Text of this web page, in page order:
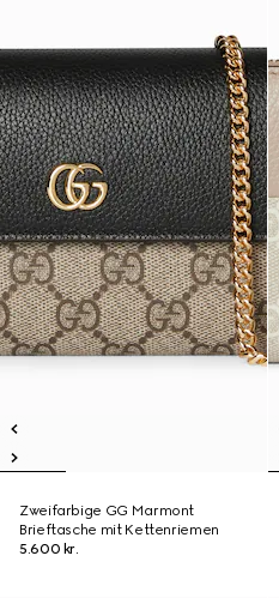
Zweifarbige GG Marmont
Brieftasche mit Kettenriemen
5.600 kr.